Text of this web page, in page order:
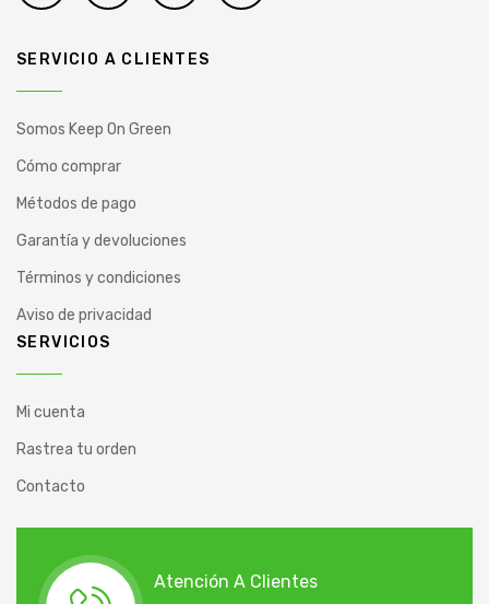
SERVICIO A CLIENTES
Somos Keep On Green
Cómo comprar
Métodos de pago
Garantía y devoluciones
Términos y condiciones
Aviso de privacidad
SERVICIOS
Mi cuenta
Rastrea tu orden
Contacto
Atención A Clientes